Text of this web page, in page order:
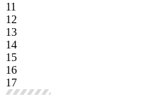
11
12
13
14
15
16
17